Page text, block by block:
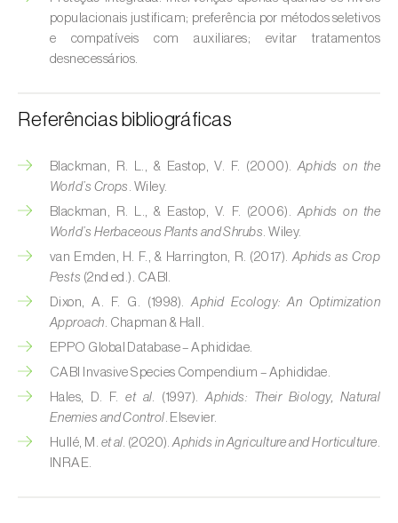
Cigarrinha-espumadora (Philaenus
spumarius)
titanus e Empoasca spp.)
Cobrilha-da-cortiça ( Coroebus undatus )
Cochonilha-algodão-da-vinha (
ficus)
Cochonilha-da-amoreira (Pseudaulacaspis
pentagona)
Cochonilha-de-cauda-comprida
Pseudococcus longispinus )
Cochonilha-de-Comstock (Pseudococcus
comstocki )
Cochonilha-de-São-José (Quadraspidiotus
(= Diaspidiotus) perniciosus
populacionais justificam; preferência por métodos seletivos
e compatíveis com auxiliares; evitar tratamentos
desnecessários.
Referências bibliográficas
Blackman, R. L., & Eastop, V. F. (2000). Aphids on the
World’s Crops . Wiley.
Blackman, R. L., & Eastop, V. F. (2006). Aphids on the
World’s Herbaceous Plants and Shrubs . Wiley.
van Emden, H. F., & Harrington, R. (2017). Aphids as Crop
Pests (2nd ed.). CABI.
Dixon, A. F. G. (1998).Aphid Ecology: An Optimization
Approach . Chapman & Hall.
EPPO Global Database – Aphididae.
CABI Invasive Species Compendium – Aphididae.
Hales, D. F.et al. (1997).Aphids: Their Biology, Natural
Enemies and Control . Elsevier.
Hullé, M. et al. (2020).Aphids in Agriculture and Horticulture
INRAE.